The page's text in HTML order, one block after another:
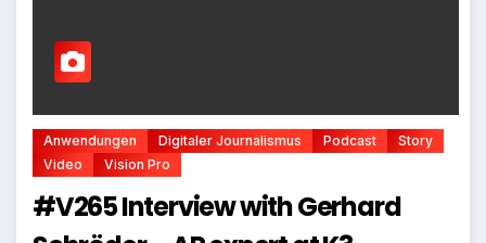
Anwendungen Digitaler Journalismus Podcast
Story
Video
Vision Pro
#V265 Interview with Gerhard